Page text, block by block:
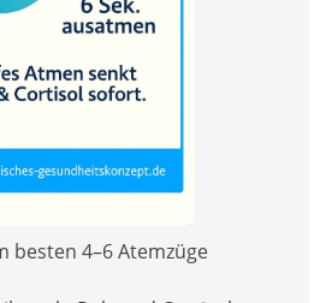
besten 4–6 Atemzüge